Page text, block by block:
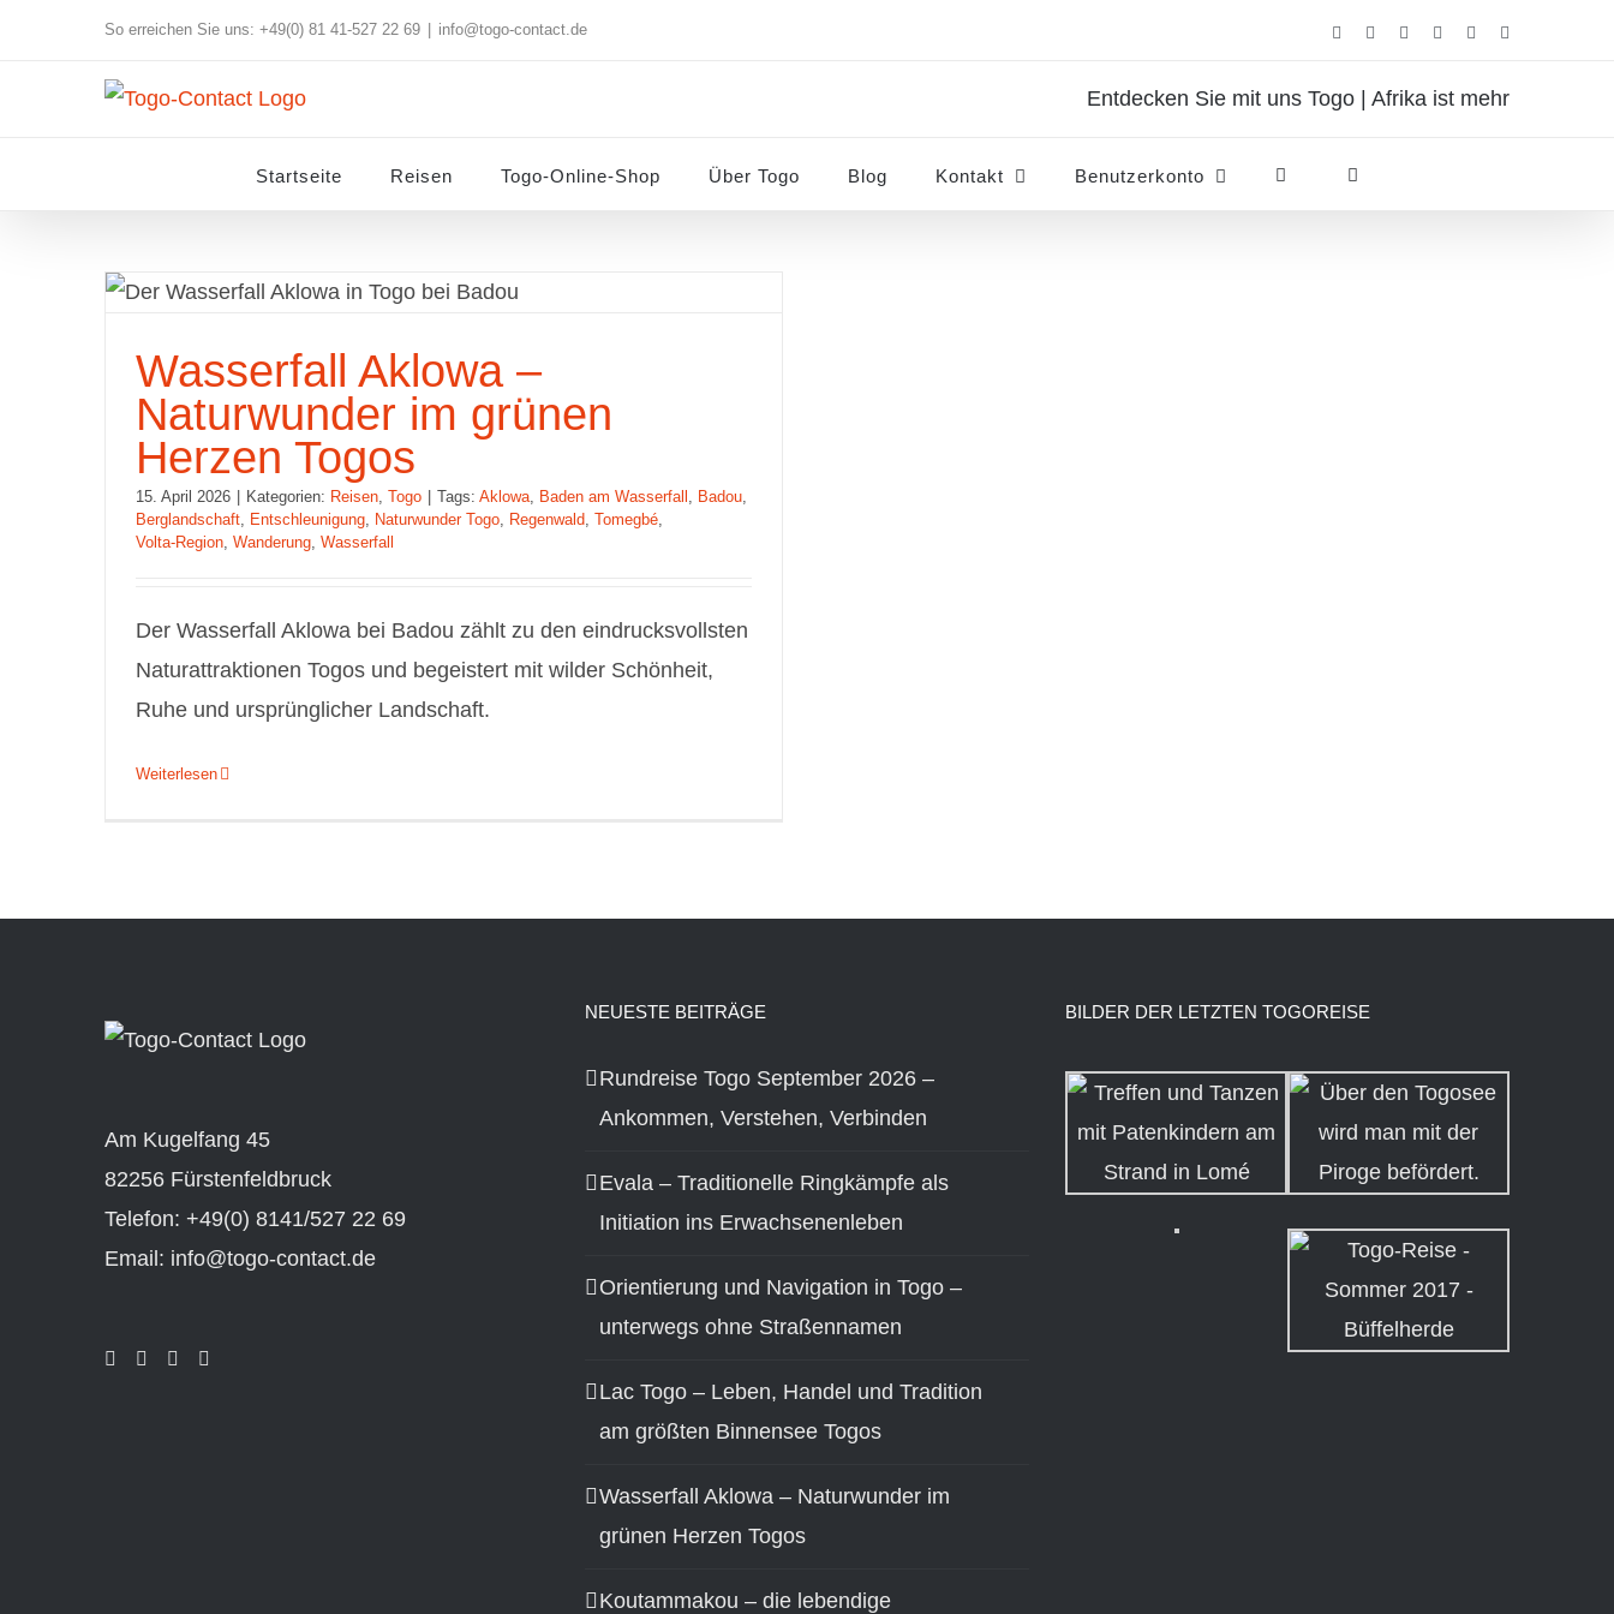
So erreichen Sie uns: +49(0) 81 41-527 22 69 info@togo-contact.de FacebookInstagram
Pinterest
Entdecken Sie mit uns Togo | Afrika ist mehr
Startseite Reisen Togo-Online-Shop Über Togo Blog Kontakt Benutzerkonto
Wasserfall Aklowa – Naturwunder im grünen
Herzen Togos
Wasserfall Aklowa –
Naturwunder im grünen
Herzen Togos
15. April 2026 Kategorien: Reisen, Togo Tags: Aklowa, Baden am Wasserfall , Badou,
Berglandschaft, Entschleunigung, Naturwunder Togo, Regenwald, Tomegbé,
Volta‑Region, Wanderung, Wasserfall
Der Wasserfall Aklowa bei Badou zählt zu den eindrucksvollsten
Naturattraktionen Togos und begeistert mit wilder Schönheit,
Ruhe und ursprünglicher Landschaft.
Weiterlesen
Am Kugelfang 45
82256 Fürstenfeldbruck
Telefon: +49(0) 8141/527 22 69
Email: info@togo-contact.de
NEUESTE BEITRÄGE
Rundreise Togo September 2026 –
Ankommen, Verstehen, Verbinden
Evala – Traditionelle Ringkämpfe als
Initiation ins Erwachsenenleben
Orientierung und Navigation in Togo –
unterwegs ohne Straßennamen
Lac Togo – Leben, Handel und Tradition
am größten Binnensee Togos
Wasserfall Aklowa – Naturwunder im
grünen Herzen Togos
Koutammakou – die lebendige
BILDER DER LETZTEN TOGOREISE